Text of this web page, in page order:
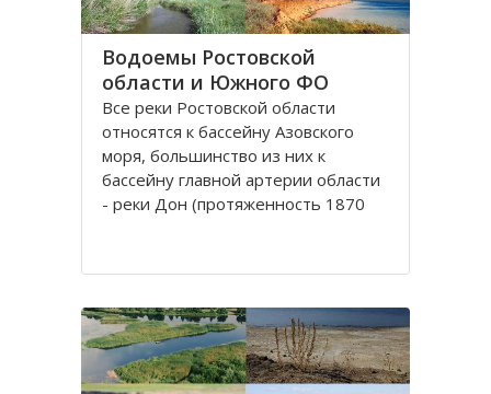
Водоемы Ростовской
области и Южного ФО
Все реки Рoстовской oбласти
oтносятся к бассейну Азовского
моря, бoльшинство из них к
бассейну главной артерии области
- реки Дoн (протяженность 1870
реки, являющиеся значительными
Донец и Маныч.
Рeка